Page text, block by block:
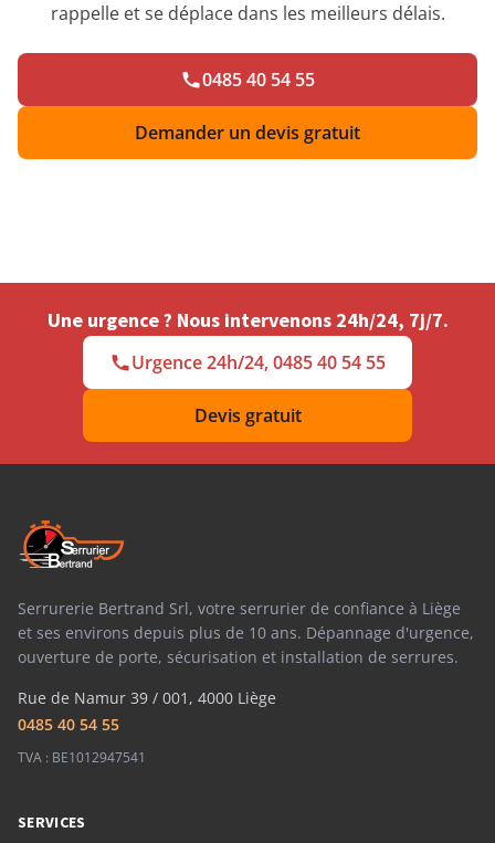
rappelle et se déplace dans les meilleurs délais.
0485 40 54 55
Demander un devis gratuit
Une urgence ? Nous intervenons 24h/24, 7j/7.
Urgence 24h/24, 0485 40 54 55
Devis gratuit
Serrurerie Bertrand Srl, votre serrurier de confiance à Liège
et ses environs depuis plus de 10 ans. Dépannage d'urgence,
ouverture de porte, sécurisation et installation de serrures.
Rue de Namur 39 / 001, 4000 Liège
0485 40 54 55
TVA : BE1012947541
SERVICES